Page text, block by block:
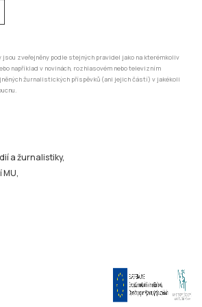
zveřejněny podle stejných pravidel jako na kterémkoliv
například v novinách, rozhlasovém nebo televizním
žurnalistických příspěvků (ani jejich částí) v jakékoli
a žurnalistiky,